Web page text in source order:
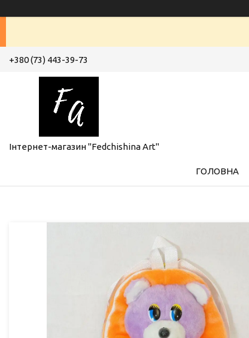
+380 (73) 443-39-73
Інтернет-магазин "Fedchishina Art"
ГОЛОВНА